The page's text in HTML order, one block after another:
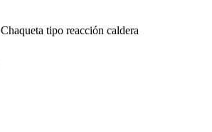
Chaqueta tipo reacción caldera